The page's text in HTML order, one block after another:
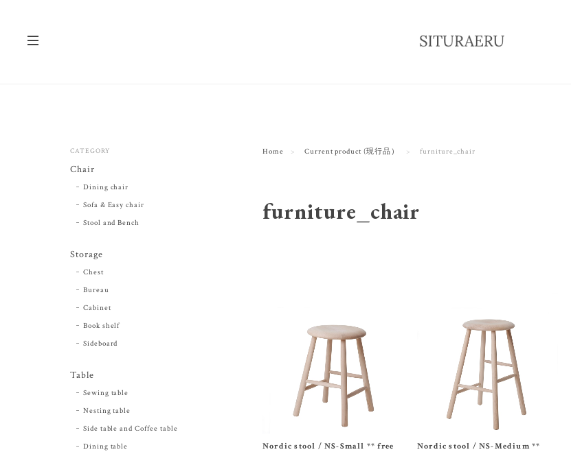
Home Current product (現行品） furniture_chair
furniture_chair
Nordic stool / NS-Small ** free
Nordic stool / NS-Medium **
CATEGORY
Chair
Dining chair
Sofa & Easy chair
Stool and Bench
Storage
Chest
Bureau
Cabinet
Book shelf
Sideboard
Table
Sewing table
Nesting table
Side table and Coffee table
Dining table